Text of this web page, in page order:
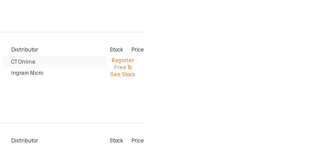
Distributor Stock
Price
CT Online
Register
Free To
See Stock
Ingram Micro
Distributor Stock Price